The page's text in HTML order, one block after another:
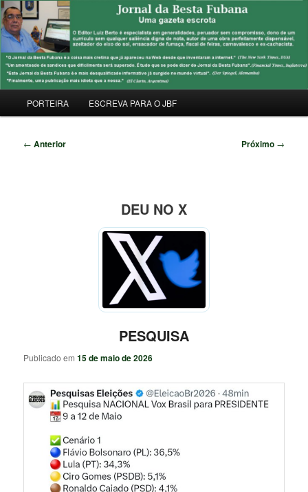
Pular
para
o
conteúdo
principalJORNAL DA BESTA FUBANA
Uma Gazeta Escrota
principal
PORTEIRA ESCREVA PARA O JBF
Navegação
← Anterior Próximo →
DEU NO X
PESQUISA
Publicado em15 de maio de 2026